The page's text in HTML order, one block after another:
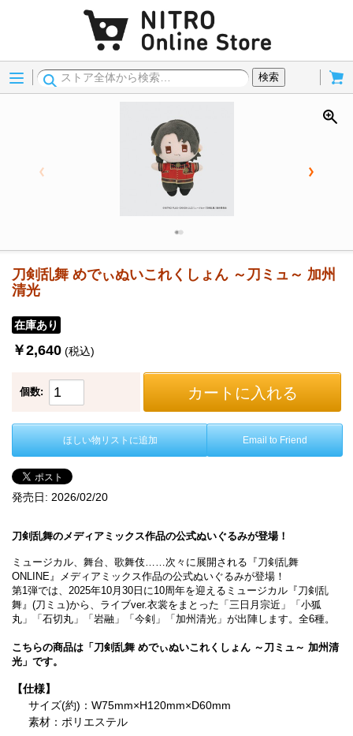
Menu
検索
刀剣乱舞 めでぃぬいこれくしょん ～刀ミュ～ 加州
清光
在庫あり
￥2,640 (税込)
個数: カートに入れる
ほしい物リストに追加 Email to Friend
発売日: 2026/02/20
刀剣乱舞のメディアミックス作品の公式ぬいぐるみが登場！
ミュージカル、舞台、歌舞伎……次々に展開される『刀剣乱舞
ONLINE』メディアミックス作品の公式ぬいぐるみが登場！
第1弾では、2025年10月30日に10周年を迎えるミュージカル『刀剣乱
舞』(刀ミュ)から、ライブver.衣裳をまとった「三日月宗近」「小狐
丸」「石切丸」「岩融」「今剣」「加州清光」が出陣します。全6種。
こちらの商品は「刀剣乱舞 めでぃぬいこれくしょん ～刀ミュ～ 加州清
光」です。
【仕様】
サイズ(約)：W75mm×H120mm×D60mm
素材：ポリエステル